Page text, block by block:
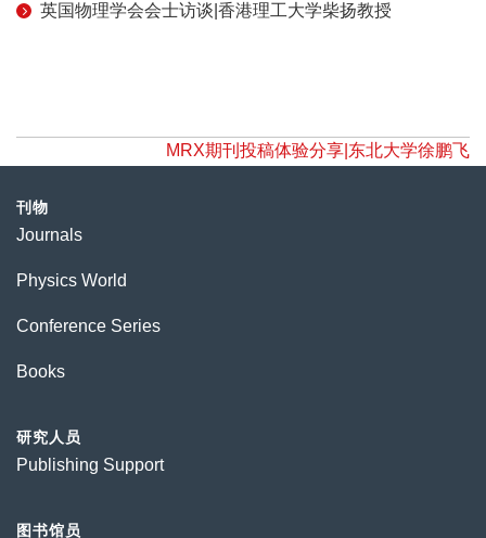
英国物理学会会士访谈|香港理工大学柴扬教授
MRX期刊投稿体验分享|东北大学徐鹏飞
刊物
Journals
Physics World
Conference Series
Books
研究人员
Publishing Support
图书馆员